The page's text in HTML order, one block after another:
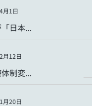
月1日
日本...
月12日
制変...
月20日